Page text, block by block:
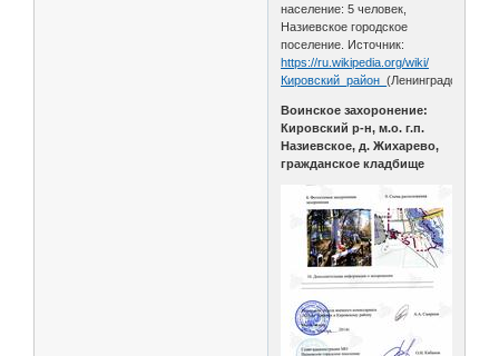
население: 5 человек,
Назиевское городское
поселение. Источник:
https://ru.wikipedia.org/wiki/
Кировский_район_
Воинское захоронение:
Кировский р-н, м.о. г.п.
Назиевское, д. Жихарево,
гражданское кладбище